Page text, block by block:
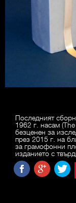
Последният
1962 г. насам
безценен за
през 2015 г. на
за грамофонни
изданието с